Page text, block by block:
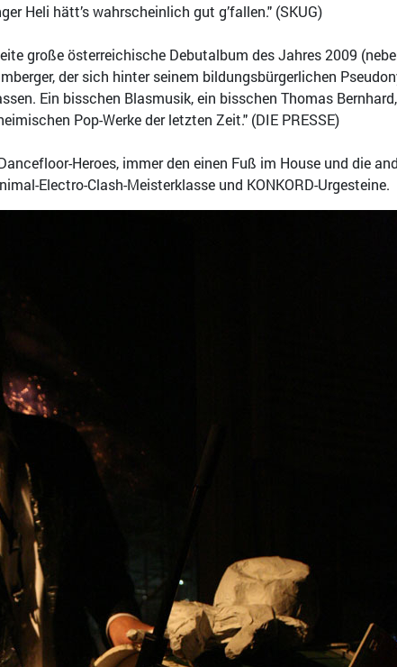
Heli hätt’s wahrscheinlich gut g’fallen." (SKUG)
große österreichische Debutalbum des Jahres 2009
der sich hinter seinem bildungsbürgerlichen
Ein bisschen Blasmusik, ein bisschen Thomas
Pop-Werke der letzten Zeit." (DIE PRESSE)
Heroes, immer den einen Fuß im House und die
Electro-Clash-Meisterklasse und KONKORD-Urgesteine.